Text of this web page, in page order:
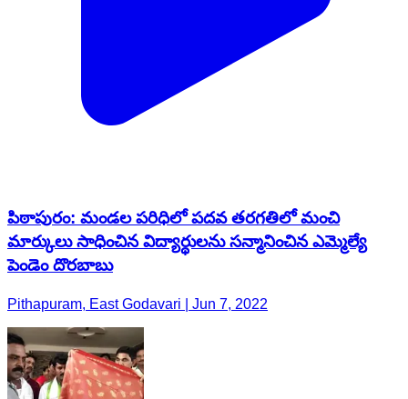
పిఠాపురం: మండల పరిధిలో పదవ తరగతిలో మంచి
మార్కులు సాధించిన విద్యార్థులను సన్మానించిన ఎమ్మెల్యే
పెండెం దొరబాబు
Pithapuram, East Godavari | Jun 7, 2022